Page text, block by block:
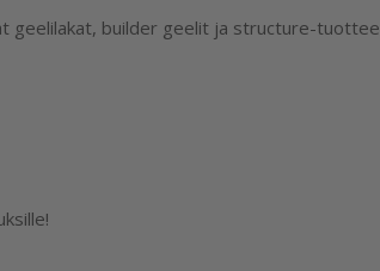
geelilakat, builder geelit ja structure-